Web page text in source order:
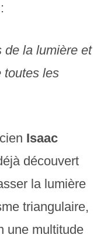
de la lumière et
toutes les
Isaac
découvert
la lumière
triangulaire,
une multitude